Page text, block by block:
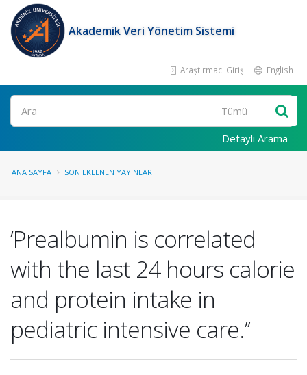
Akademik Veri Yönetim Sistemi
Araştırmacı Girişi English
Ara
Detaylı Arama
ANA SAYFA SON EKLENEN YAYINLAR
’Prealbumin is correlated
with the last 24 hours calorie
and protein intake in
pediatric intensive care.’’